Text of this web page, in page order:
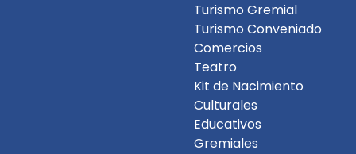
Turismo Gremial
Turismo Conveniado
Comercios
Teatro
Kit de Nacimiento
Culturales
Educativos
Gremiales